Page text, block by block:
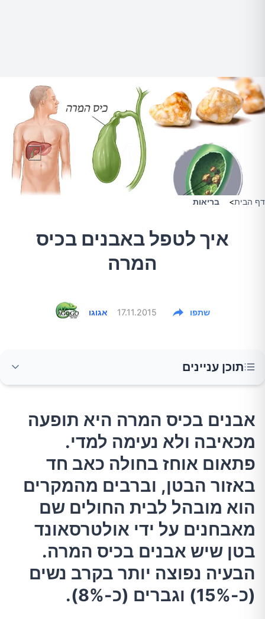
דף הבית> בריאות
איך לטפל באבנים בכיס
המרה
אגוגו 17.11.2015 שתפו
תוכן עניינים
למדי. פתאום אוחז בחולה כאב חד באזור הבטן,
וברבים מהמקרים הוא מובהל לבית החולים שם
מאבחנים על ידי אולטרסאונד בטן שיש אבנים
בכיס המרה. הבעיה נפוצה יותר בקרב נשים
(כ-15%) וגברים (כ-8%).
אז מה הן אבנים בכיס המרה?
מהם גורמי הסיכון לאבני כיס המרה
סימפטומים היכולים להעיד על הימצאות אבנים
אבנים בכיס המרה היא תופעה
מכאיבה ולא נעימה למדי.
פתאום אוחז בחולה כאב חד
באזור הבטן, וברבים מהמקרים
הוא מובהל לבית החולים שם
מאבחנים על ידי אולטרסאונד
בטן שיש אבנים בכיס המרה.
הבעיה נפוצה יותר בקרב נשים
(כ-15%) וגברים (כ-8%).